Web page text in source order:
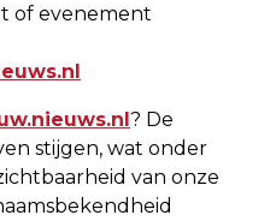
of evenement
? De
stijgen, wat onder
van onze